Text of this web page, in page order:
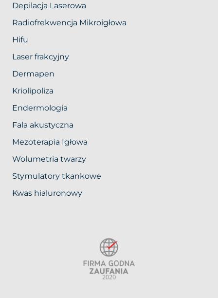
Depilacja Laserowa
Radiofrekwencja Mikroigłowa
Hifu
Laser frakcyjny
Dermapen
Kriolipoliza
Endermologia
Fala akustyczna
Mezoterapia Igłowa
Wolumetria twarzy
Stymulatory tkankowe
Kwas hialuronowy